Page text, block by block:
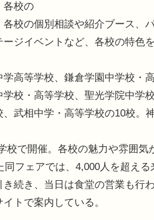
各校の
校の個別相談や紹介ブース、
ジイベントなど、各校の特色
高等学校、鎌倉学園中学校・
校・高等学校、聖光学院中学
武相中学・高等学校の10校。
で開催。各校の魅力や雰囲気
フェアでは、4,000人を超え
続き、当日は食堂の営業も行
トで案内している。